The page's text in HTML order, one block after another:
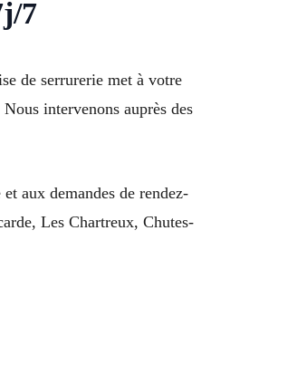
7
de serrurerie met à votre
intervenons auprès des
aux demandes de rendez-
Les Chartreux, Chutes-